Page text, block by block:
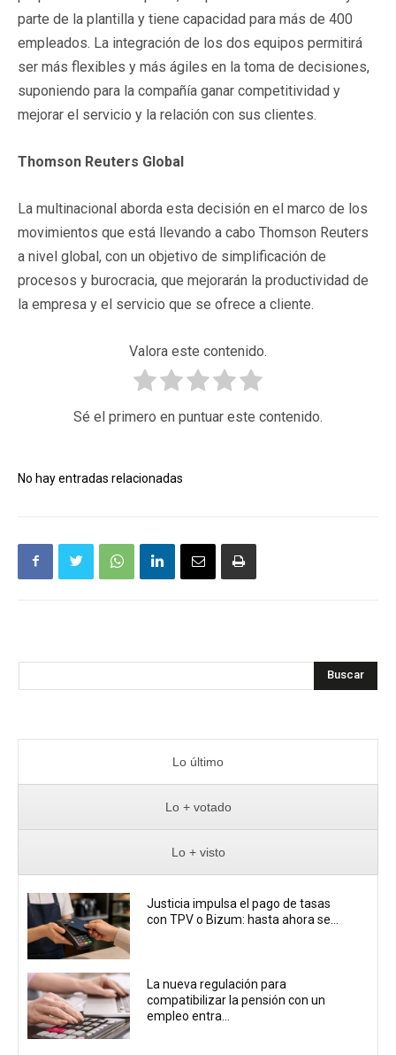
parte de la plantilla y tiene capacidad para más de 400
empleados. La integración de los dos equipos permitirá
ser más flexibles y más ágiles en la toma de decisiones,
suponiendo para la compañía ganar competitividad y
mejorar el servicio y la relación con sus clientes.
Thomson Reuters Global
La multinacional aborda esta decisión en el marco de los
movimientos que está llevando a cabo Thomson Reuters
a nivel global, con un objetivo de simplificación de
procesos y burocracia, que mejorarán la productividad de
la empresa y el servicio que se ofrece a cliente.
Valora este contenido.
Sé el primero en puntuar este contenido.
No hay entradas relacionadas
Buscar
Lo último
Lo + votado
Lo + visto
Justicia impulsa el pago de tasas
con TPV o Bizum: hasta ahora se...
La nueva regulación para
compatibilizar la pensión con un
empleo entra...